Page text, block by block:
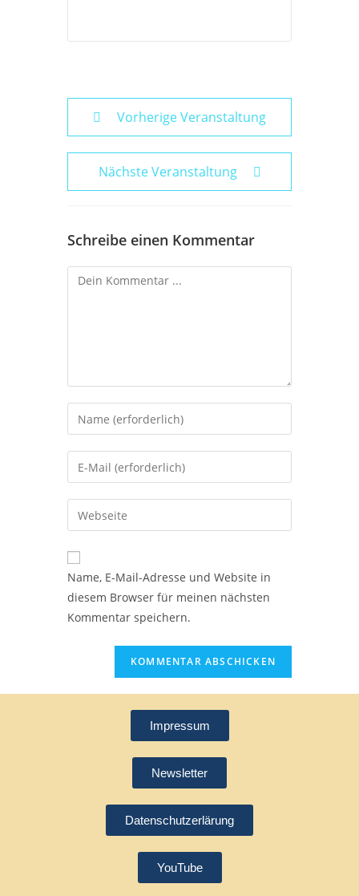
Vorherige Veranstaltung
Nächste Veranstaltung
Schreibe einen Kommentar
Name, E-Mail-Adresse und Website in
diesem Browser für meinen nächsten
Kommentar speichern.
Impressum
Newsletter
Datenschutzerlärung
YouTube